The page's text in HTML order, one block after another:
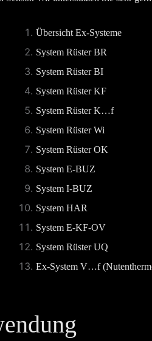
Übersicht Ex-Systeme
System Rüster BR
System Rüster BI
System Rüster KF
System Rüster K…f
System Rüster Wi
System Rüster OK
System E-BUZ
System I-BUZ
System HAR
System E-KF-OV
System Rüster UQ
Ex-System V…f